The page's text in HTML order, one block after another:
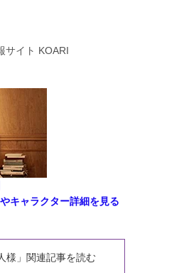
サイト KOARI
キャラクター詳細を見る
様」関連記事を読む